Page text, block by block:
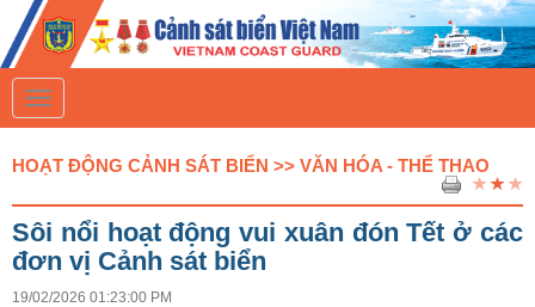
T
o
g
l
a
i
g
HOẠT ĐỘNG CẢNH SÁT BIỂN >> VĂN HÓA - THỂ THAO
Sôi nổi hoạt động vui xuân đón Tết ở các
đơn vị Cảnh sát biển
19/02/2026 01:23:00 PM